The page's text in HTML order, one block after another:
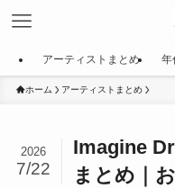
アーティストまとめ 年
ホーム アーティストまとめ
Imagine
まとめ｜
2026
7/22